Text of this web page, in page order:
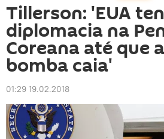
Tillerson: 'EUA
diplomacia na
Coreana até que
bomba caia'
01:29 19.02.2018